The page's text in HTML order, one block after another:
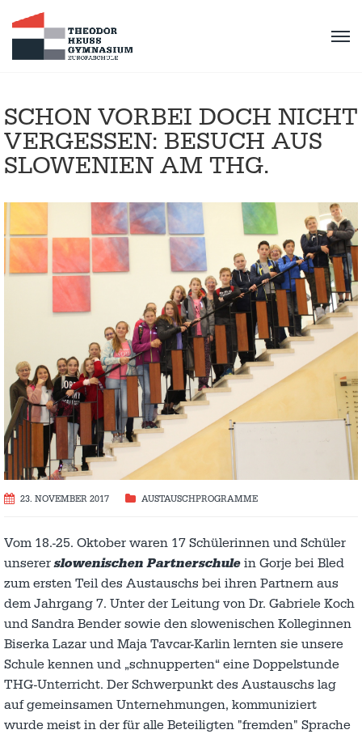
SCHON VORBEI DOCH NICHT
VERGESSEN: BESUCH AUS
SLOWENIEN AM THG.
23. NOVEMBER 2017 AUSTAUSCH­PROGRAMME
Vom 18.-25. Oktober waren 17 Schülerinnen und Schüler
unsererslowenischen Partnerschule in Gorje bei Bled
zum ersten Teil des Austauschs bei ihren Partnern aus
dem Jahrgang 7. Unter der Leitung von Dr. Gabriele Koch
und Sandra Bender sowie den slowenischen Kolleginnen
Biserka Lazar und Maja Tavcar-Karlin lernten sie unsere
Schule kennen und „schnupperten“ eine Doppelstunde
THG-Unterricht. Der Schwerpunkt des Austauschs lag
auf gemeinsamen Unternehmungen, kommuniziert
wurde meist in der für alle Beteiligten "fremden" Sprache